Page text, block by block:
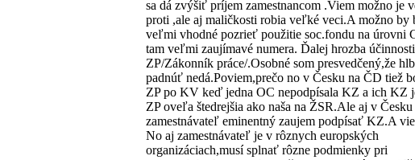
sa dá zvýšiť príjem zamestnancom .Viem možno je
proti ,ale aj maličkosti robia veľké veci.A možno by
veľmi vhodné pozrieť použitie soc.fondu na úrovni
tam veľmi zaujímavé numera. Ďalej hrozba účinnosti
ZP/Zákonník práce/.Osobné som presvedčený,že
padnúť nedá.Poviem,prečo no v Česku na ČD tiež
ZP po KV keď jedna OC nepodpísala KZ a ich KZ
ZP oveľa štedrejšia ako naša na ŽSR.Ale aj v Česku
zamestnávateľ eminentný zaujem podpísať KZ.A
No aj zamestnávateľ je v rôznych europských
organizáciach,musí splnať rôzne podmienky pri